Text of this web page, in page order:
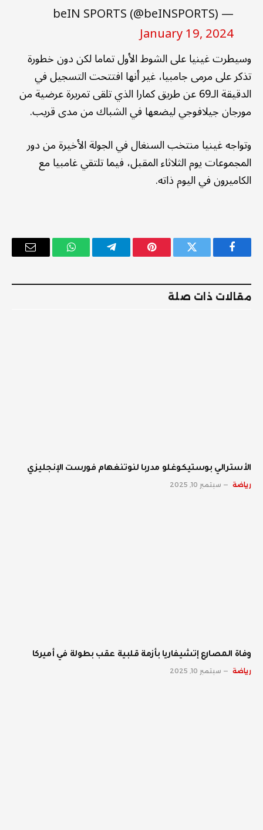
— beIN SPORTS (@beINSPORTS)
January 19, 2024
وسيطرت غينيا على الشوط الأول تماما لكن دون خطورة
تذكر على مرمى جامبيا، غير أنها افتتحت التسجيل في
الدقيقة الـ69 عن طريق كمارا الذي تلقى تمريرة عرضية من
مورجان جيلافوجي ليضعها في الشباك من مدى قريب.
وتواجه غينيا منتخب السنغال في الجولة الأخيرة من دور
المجموعات يوم الثلاثاء المقبل، فيما تلتقي غامبيا مع
الكاميرون في اليوم ذاته.
فيسبوك تويتر بينتيريستتيلقرام واتساب
البريد
مقالات ذات صلة
الأسترالي بوستيكوغلو مدربا لنوتنغهام فورست الإنجليزي
رياضة سبتمبر 10, 2025
وفاة المصارع إتشيفاريا بأزمة قلبية عقب بطولة في أميركا
رياضة سبتمبر 10, 2025